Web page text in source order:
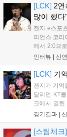
이’ 출시가
출시할 계획
템 구축을
[LCK] 2
많이 했다"
젠지 e스포
피언스 코리
에서 2:0으
를 벌리며
하며 POM
인터뷰 | 신
[LCK] 기
젠지가 기억
달리던 KT
크에서 열
드 레전드
기억을 되찾
경기결과 |
[스팀체크]